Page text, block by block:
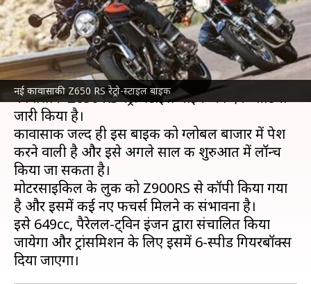
नई कावासाकी Z650 RS रेट्रो-स्टाइल बाइक
लेखन अविनाश Aug 29, 2021 07:30 pm
क्या है खबर?
कावासाकी ने अपने सोशल मीडिया चैनल्स पर नई
कावासाकी Z650 RS रेट्रो-स्टाइल बाइक का एक वीडियो
जारी किया है।
कावासाकी जल्द ही इस बाइक को ग्लोबल बाजार में पेश
करने वाली है और इसे अगले साल की शुरुआत में लॉन्च
किया जा सकता है।
मोटरसाइकिल के लुक को Z900RS से कॉपी किया गया
है और इसमें कई नए फीचर्स मिलने की संभावना है।
इसे 649cc, पैरेलल-ट्विन इंजन द्वारा संचालित किया
जायेगा और ट्रांसमिशन के लिए इसमें 6-स्पीड गियरबॉक्स